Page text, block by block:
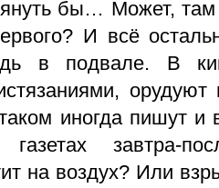
бы… Может, там
И всё
в подвале. В
иногда пишут и
завтра-
на воздух? Или